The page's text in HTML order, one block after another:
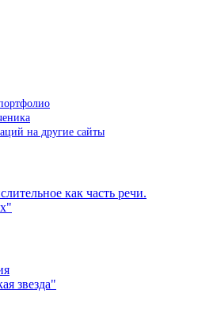
на другие сайты
как часть речи.
звезда"